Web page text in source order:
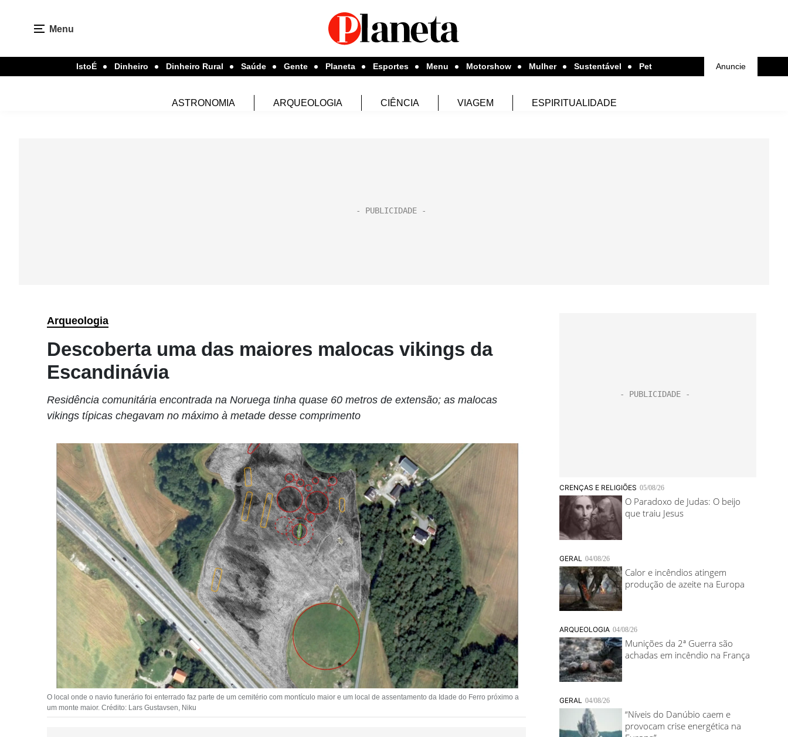
Menu
IstoÉ Dinheiro Dinheiro Rural Saúde Gente Planeta Esportes Menu Motorshow Mulher Sustentável Pet Anuncie
ASTRONOMIA ARQUEOLOGIA CIÊNCIA VIAGEM ESPIRITUALIDADE
Arqueologia
Descoberta uma das maiores malocas vikings da
Escandinávia
Residência comunitária encontrada na Noruega tinha quase 60 metros de extensão; as malocas
vikings típicas chegavam no máximo à metade desse comprimento
O local onde o navio funerário foi enterrado faz parte de um cemitério com montículo maior e um local de assentamento da Idade do Ferro próximo a
um monte maior. Crédito: Lars Gustavsen, Niku